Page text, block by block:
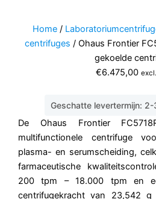
Home /
centrifuges / Ohaus Frontier
gekoelde
€6.475,00
Geschatte levertermijn:
De Ohaus Frontier
multifunctionele centrifuge
plasma- en serumscheiding,
farmaceutische
200 tpm – 18.000 tpm en
centrifugekracht van 23,542 g